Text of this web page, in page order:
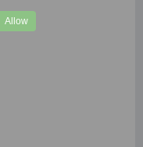
Allow